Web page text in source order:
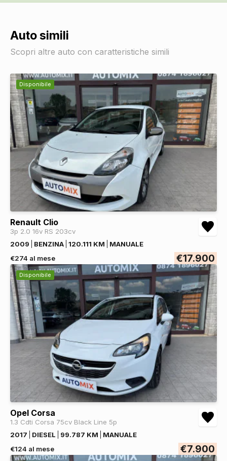
Auto simili
Scopri altre auto con caratteristiche simili
Disponibile
Renault Clio
3p 2.0 16v RS 203cv
2009
BENZINA 120.111 KM
MANUALE
€274 al mese
€17.900
Disponibile
Opel Corsa
1.3 Cdti Corsa 75cv Black Line 5p
2017
DIESEL 99.787 KM
MANUALE
€124 al mese
€7.900